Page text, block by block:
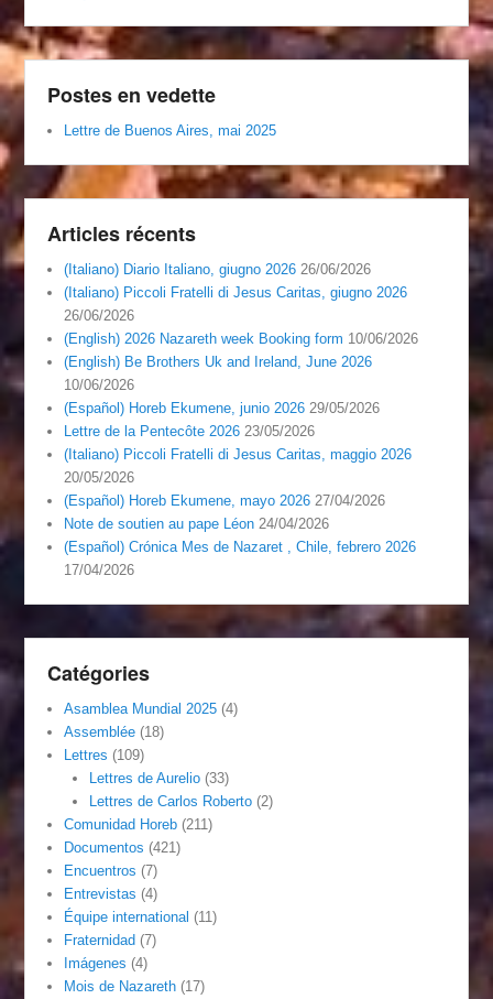
Postes en vedette
Lettre de Buenos Aires, mai 2025
Articles récents
(Italiano) Diario Italiano, giugno 2026 26/06/2026
(Italiano) Piccoli Fratelli di Jesus Caritas, giugno 2026
26/06/2026
(English) 2026 Nazareth week Booking form 10/06/2026
(English) Be Brothers Uk and Ireland, June 2026
10/06/2026
(Español) Horeb Ekumene, junio 2026 29/05/2026
Lettre de la Pentecôte 2026 23/05/2026
(Italiano) Piccoli Fratelli di Jesus Caritas, maggio 2026
20/05/2026
(Español) Horeb Ekumene, mayo 2026 27/04/2026
Note de soutien au pape Léon 24/04/2026
(Español) Crónica Mes de Nazaret , Chile, febrero 2026
17/04/2026
Catégories
Asamblea Mundial 2025 (4)
Assemblée (18)
Lettres (109)
Lettres de Aurelio(33)
Lettres de Carlos Roberto(2)
Comunidad Horeb (211)
Documentos (421)
Encuentros (7)
Entrevistas (4)
Équipe international (11)
Fraternidad (7)
Imágenes (4)
Mois de Nazareth (17)